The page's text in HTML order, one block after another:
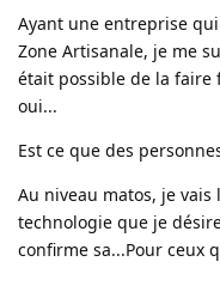
Ayant une entreprise
Zone Artisanale, je me
était possible de la faire
oui...
Est ce que des
Au niveau matos, je
technologie que je
confirme sa...Pour ceux